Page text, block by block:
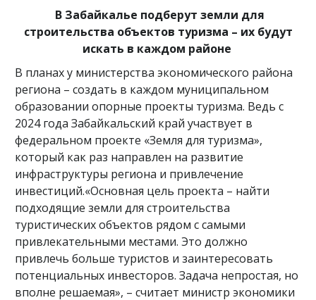
В Забайкалье подберут земли для
строительства объектов туризма – их будут
искать в каждом районе
В планах у министерства экономического района
региона – создать в каждом муниципальном
образовании опорные проекты туризма. Ведь с
2024 года Забайкальский край участвует в
федеральном проекте «Земля для туризма»,
который как раз направлен на развитие
инфраструктуры региона и привлечение
инвестиций.«Основная цель проекта – найти
подходящие земли для строительства
туристических объектов рядом с самыми
привлекательными местами. Это должно
привлечь больше туристов и заинтересовать
потенциальных инвесторов. Задача непростая, но
вполне решаемая», – считает министр экономики